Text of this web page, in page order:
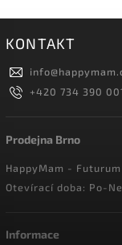
KONTAKT
info@
+420 734 390
Prodejna Brno
HappyMam - Futurum
Otevírací doba: Po-
Informace